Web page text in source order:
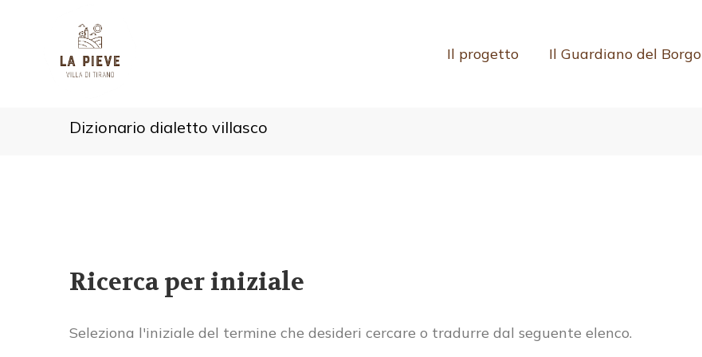
Il progetto Il Guardiano del Borgo
Dizionario dialetto villasco
Ricerca per iniziale
Seleziona l'iniziale del termine che desideri cercare o tradurre dal seguente elenco.